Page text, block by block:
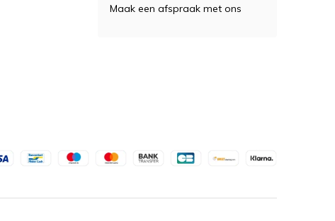
Maak een afspraak met ons